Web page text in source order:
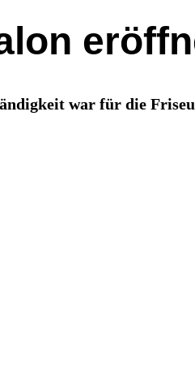
war für die